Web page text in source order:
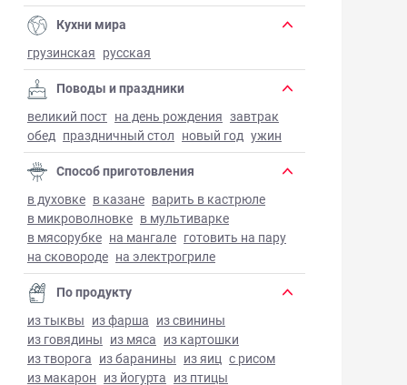
Кухни мира
грузинская русская
Поводы и праздники
великий пост на день рождения завтрак
обед праздничный стол новый год ужин
Способ приготовления
в духовке в казане варить в кастрюле
в микроволновке в мультиварке
в мясорубке на мангале готовить на пару
на сковороде на электрогриле
По продукту
из тыквы из фарша из свинины
из говядины из мяса из картошки
из творога из баранины из яиц с рисом
из макарон из йогурта из птицы